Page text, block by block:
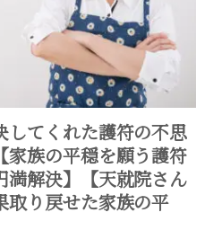
してくれた護符の不思
家族の平穏を願う護符
満解決】【天就院さん
取り戻せた家族の平